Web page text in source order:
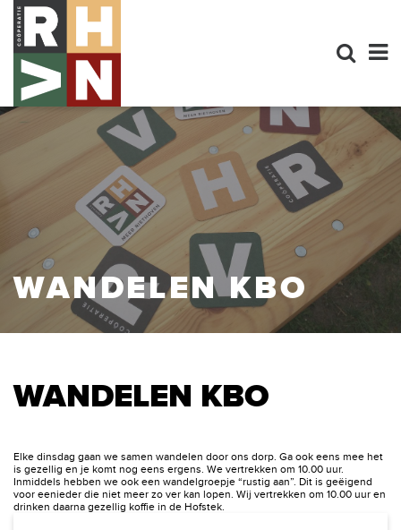
WANDELEN KBO
WANDELEN KBO
Elke dinsdag gaan we samen wandelen door ons dorp. Ga ook eens mee het
is gezellig en je komt nog eens ergens. We vertrekken om 10.00 uur.
Inmiddels hebben we ook een wandelgroepje “rustig aan”. Dit is geëigend
voor eenieder die niet meer zo ver kan lopen. Wij vertrekken om 10.00 uur en
drinken daarna gezellig koffie in de Hofstek.